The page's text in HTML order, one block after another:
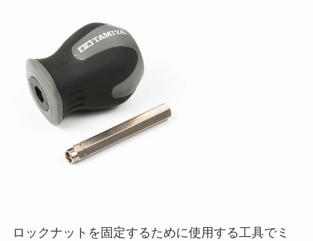
ロックナットを固定するために使用する工具でミ